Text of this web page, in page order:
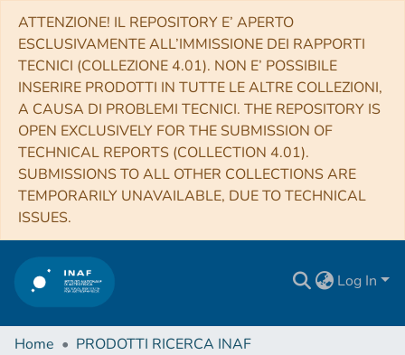
ATTENZIONE! IL REPOSITORY E’ APERTO
ESCLUSIVAMENTE ALL’IMMISSIONE DEI RAPPORTI
TECNICI (COLLEZIONE 4.01). NON E’ POSSIBILE
INSERIRE PRODOTTI IN TUTTE LE ALTRE COLLEZIONI,
A CAUSA DI PROBLEMI TECNICI. THE REPOSITORY IS
OPEN EXCLUSIVELY FOR THE SUBMISSION OF
TECHNICAL REPORTS (COLLECTION 4.01).
SUBMISSIONS TO ALL OTHER COLLECTIONS ARE
TEMPORARILY UNAVAILABLE, DUE TO TECHNICAL
ISSUES.
Log In
Home
PRODOTTI RICERCA INAF